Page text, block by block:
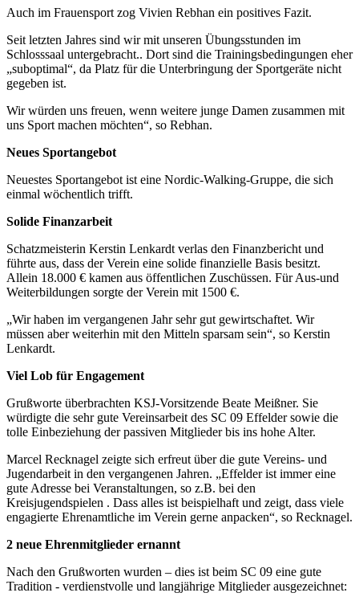
Auch im Frauensport zog Vivien Rebhan ein positives Fazit.
Seit letzten Jahres sind wir mit unseren Übungsstunden im
Schlosssaal untergebracht.. Dort sind die Trainingsbedingungen eher
„suboptimal“, da Platz für die Unterbringung der Sportgeräte nicht
gegeben ist.
Wir würden uns freuen, wenn weitere junge Damen zusammen mit
uns Sport machen möchten“, so Rebhan.
Neues Sportangebot
Neuestes Sportangebot ist eine Nordic-Walking-Gruppe, die sich
einmal wöchentlich trifft.
Solide Finanzarbeit
Schatzmeisterin Kerstin Lenkardt verlas den Finanzbericht und
führte aus, dass der Verein eine solide finanzielle Basis besitzt.
Allein 18.000 € kamen aus öffentlichen Zuschüssen. Für Aus-und
Weiterbildungen sorgte der Verein mit 1500 €.
„Wir haben im vergangenen Jahr sehr gut gewirtschaftet. Wir
müssen aber weiterhin mit den Mitteln sparsam sein“, so Kerstin
Lenkardt.
Viel Lob für Engagement
Grußworte überbrachten KSJ-Vorsitzende Beate Meißner. Sie
würdigte die sehr gute Vereinsarbeit des SC 09 Effelder sowie die
tolle Einbeziehung der passiven Mitglieder bis ins hohe Alter.
Marcel Recknagel zeigte sich erfreut über die gute Vereins- und
Jugendarbeit in den vergangenen Jahren. „Effelder ist immer eine
gute Adresse bei Veranstaltungen, so z.B. bei den
Kreisjugendspielen . Dass alles ist beispielhaft und zeigt, dass viele
engagierte Ehrenamtliche im Verein gerne anpacken“, so Recknagel.
2 neue Ehrenmitglieder ernannt
Nach den Grußworten wurden – dies ist beim SC 09 eine gute
Tradition - verdienstvolle und langjährige Mitglieder ausgezeichnet: